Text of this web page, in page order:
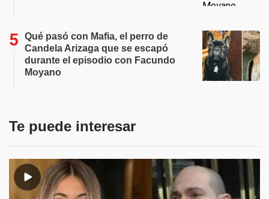
Qué pasó con Mafia, el perro de
Candela Arizaga que se escapó
durante el episodio con Facundo
Moyano
Te puede interesar